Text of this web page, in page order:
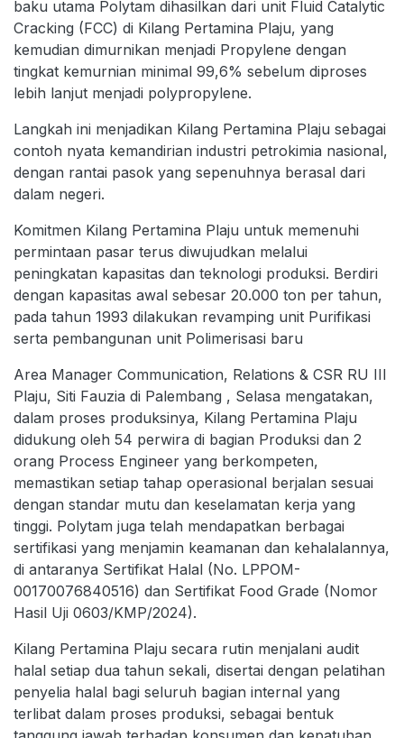
baku utama Polytam dihasilkan dari unit Fluid Catalytic
Cracking (FCC) di Kilang Pertamina Plaju, yang
kemudian dimurnikan menjadi Propylene dengan
tingkat kemurnian minimal 99,6% sebelum diproses
lebih lanjut menjadi polypropylene.
Langkah ini menjadikan Kilang Pertamina Plaju sebagai
contoh nyata kemandirian industri petrokimia nasional,
dengan rantai pasok yang sepenuhnya berasal dari
dalam negeri.
Komitmen Kilang Pertamina Plaju untuk memenuhi
permintaan pasar terus diwujudkan melalui
peningkatan kapasitas dan teknologi produksi. Berdiri
dengan kapasitas awal sebesar 20.000 ton per tahun,
pada tahun 1993 dilakukan revamping unit Purifikasi
serta pembangunan unit Polimerisasi baru
Area Manager Communication, Relations & CSR RU III
Plaju, Siti Fauzia di Palembang , Selasa mengatakan,
dalam proses produksinya, Kilang Pertamina Plaju
didukung oleh 54 perwira di bagian Produksi dan 2
orang Process Engineer yang berkompeten,
memastikan setiap tahap operasional berjalan sesuai
dengan standar mutu dan keselamatan kerja yang
tinggi. Polytam juga telah mendapatkan berbagai
sertifikasi yang menjamin keamanan dan kehalalannya,
di antaranya Sertifikat Halal (No. LPPOM-
00170076840516) dan Sertifikat Food Grade (Nomor
Hasil Uji 0603/KMP/2024).
Kilang Pertamina Plaju secara rutin menjalani audit
halal setiap dua tahun sekali, disertai dengan pelatihan
penyelia halal bagi seluruh bagian internal yang
terlibat dalam proses produksi, sebagai bentuk